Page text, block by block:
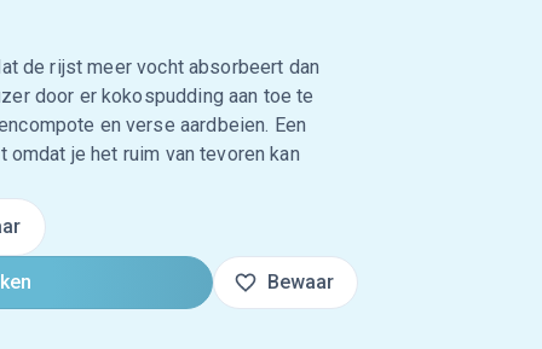
de rijst meer vocht absorbeert dan
door er kokospudding aan toe te
en verse aardbeien. Een
je het ruim van tevoren kan
Bewaar